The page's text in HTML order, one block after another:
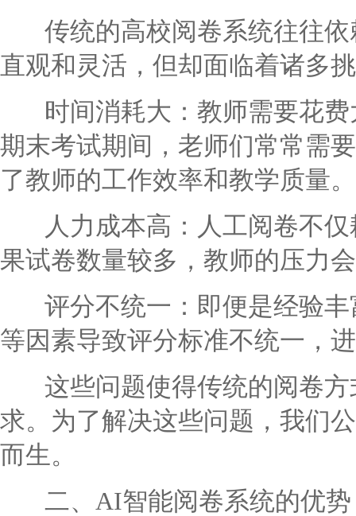
传统的高校阅卷系统往往依
直观和灵活，但却面临着诸多
时间消耗大：教师需要花费
期末考试期间，老师们常常需
了教师的工作效率和教学质量。
人力成本高：人工阅卷不仅
果试卷数量较多，教师的压力
评分不统一：即便是经验丰
等因素导致评分标准不统一，
这些问题使得传统的阅卷方
求。为了解决这些问题，我们
而生。
二、AI智能阅卷系统的优势